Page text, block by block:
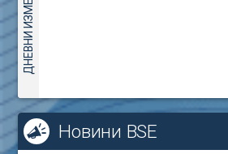
Новини BSE